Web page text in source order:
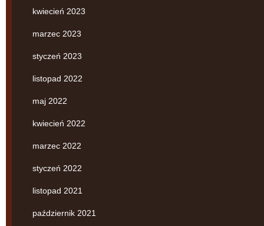
kwiecień 2023
marzec 2023
styczeń 2023
listopad 2022
maj 2022
kwiecień 2022
marzec 2022
styczeń 2022
listopad 2021
październik 2021